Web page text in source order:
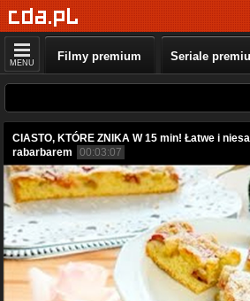
MENU Filmy premium Seriale
CIASTO, KTÓRE ZNIKA W 15 min! Łatwe i
rabarbarem
00:03:07